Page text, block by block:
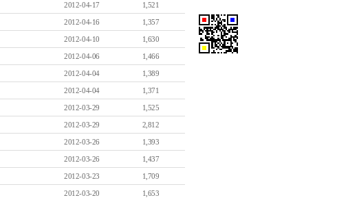
2012-04-17 1,521
2012-04-16 1,357
2012-04-10 1,630
2012-04-06 1,466
2012-04-04 1,389
2012-04-04 1,371
2012-03-29 1,525
2012-03-29 2,812
2012-03-26 1,393
2012-03-26 1,437
2012-03-23 1,709
2012-03-20 1,653